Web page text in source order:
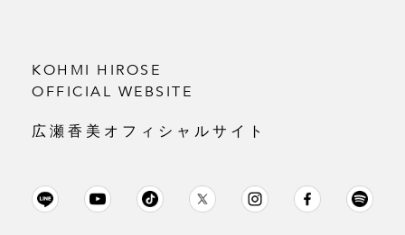
KOHMI HIROSE
OFFICIAL WEBSITE
広瀬香美オフィシャルサイト